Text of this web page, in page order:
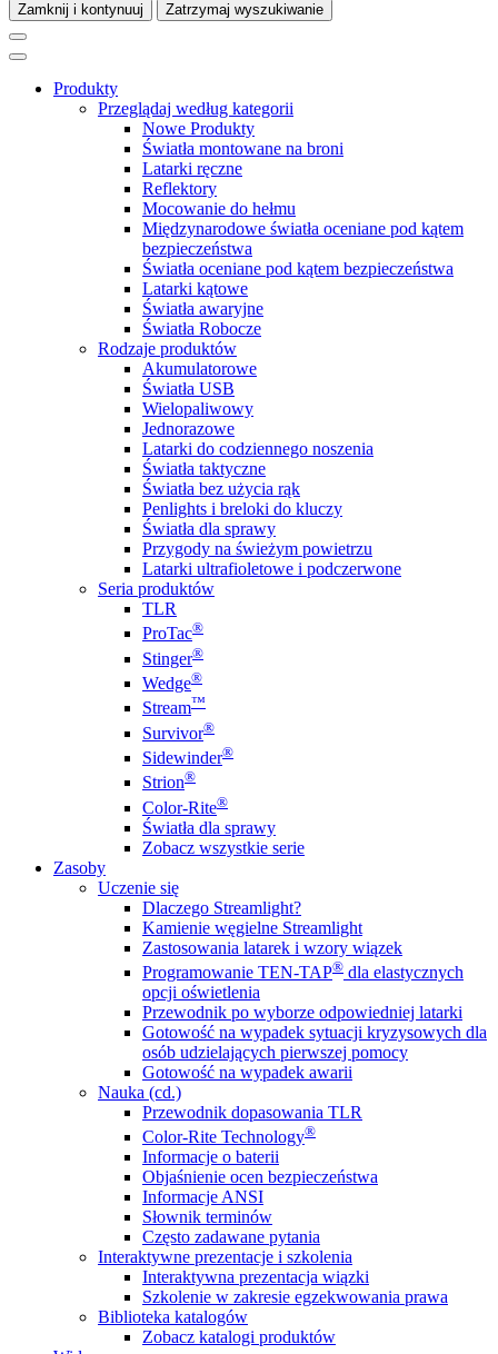
Zamknij i kontynuuj Zatrzymaj wyszukiwanie
Produkty
Przeglądaj według kategorii
Nowe Produkty
Światła montowane na broni
Latarki ręczne
Reflektory
Mocowanie do hełmu
Międzynarodowe światła oceniane pod kątem
bezpieczeństwa
Światła oceniane pod kątem bezpieczeństwa
Latarki kątowe
Światła awaryjne
Światła Robocze
Rodzaje produktów
Akumulatorowe
Światła USB
Wielopaliwowy
Jednorazowe
Latarki do codziennego noszenia
Światła taktyczne
Światła bez użycia rąk
Penlights i breloki do kluczy
Światła dla sprawy
Przygody na świeżym powietrzu
Latarki ultrafioletowe i podczerwone
Seria produktów
TLR
ProTac®
Stinger®
Wedge®
Stream™
Survivor®
Sidewinder®
Strion®
Color-Rite®
Światła dla sprawy
Zobacz wszystkie serie
Zasoby
Uczenie się
Dlaczego Streamlight?
Kamienie węgielne Streamlight
Zastosowania latarek i wzory wiązek
Programowanie TEN-TAP® dla elastycznych
opcji oświetlenia
Przewodnik po wyborze odpowiedniej latarki
Gotowość na wypadek sytuacji kryzysowych dla
osób udzielających pierwszej pomocy
Gotowość na wypadek awarii
Nauka (cd.)
Przewodnik dopasowania TLR
Color-Rite Technology®
Informacje o baterii
Objaśnienie ocen bezpieczeństwa
Informacje ANSI
Słownik terminów
Często zadawane pytania
Interaktywne prezentacje i szkolenia
Interaktywna prezentacja wiązki
Szkolenie w zakresie egzekwowania prawa
Biblioteka katalogów
Zobacz katalogi produktów